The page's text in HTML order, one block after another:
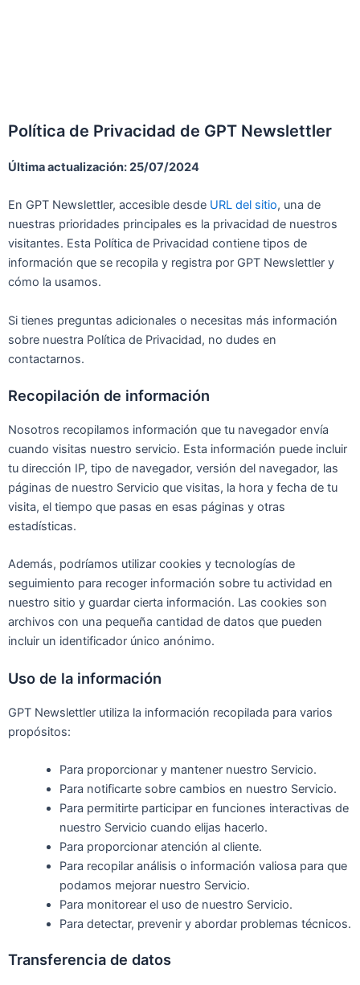
Política de Privacidad de GPT Newslettler
Última actualización: 25/07/2024
En GPT Newslettler, accesible desde URL del sitio, una de
nuestras prioridades principales es la privacidad de nuestros
visitantes. Esta Política de Privacidad contiene tipos de
información que se recopila y registra por GPT Newslettler y
cómo la usamos.
Si tienes preguntas adicionales o necesitas más información
sobre nuestra Política de Privacidad, no dudes en
contactarnos.
Recopilación de información
Nosotros recopilamos información que tu navegador envía
cuando visitas nuestro servicio. Esta información puede incluir
tu dirección IP, tipo de navegador, versión del navegador, las
páginas de nuestro Servicio que visitas, la hora y fecha de tu
visita, el tiempo que pasas en esas páginas y otras
estadísticas.
Además, podríamos utilizar cookies y tecnologías de
seguimiento para recoger información sobre tu actividad en
nuestro sitio y guardar cierta información. Las cookies son
archivos con una pequeña cantidad de datos que pueden
incluir un identificador único anónimo.
Uso de la información
GPT Newslettler utiliza la información recopilada para varios
propósitos:
Para proporcionar y mantener nuestro Servicio.
Para notificarte sobre cambios en nuestro Servicio.
Para permitirte participar en funciones interactivas de
nuestro Servicio cuando elijas hacerlo.
Para proporcionar atención al cliente.
Para recopilar análisis o información valiosa para que
podamos mejorar nuestro Servicio.
Para monitorear el uso de nuestro Servicio.
Para detectar, prevenir y abordar problemas técnicos.
Transferencia de datos